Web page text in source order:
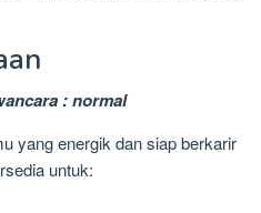
: normal
yang energik dan siap berkarir
untuk: